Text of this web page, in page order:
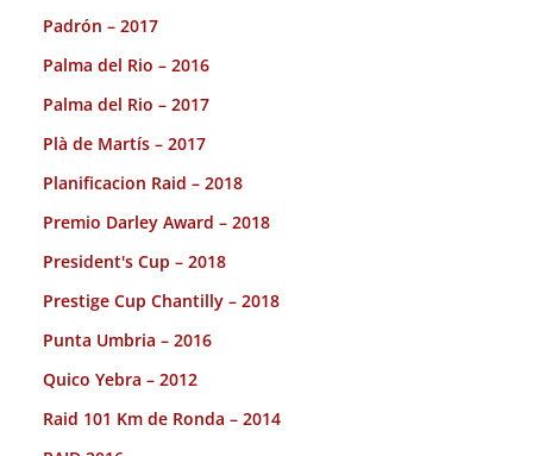
Padrón – 2017
Palma del Rio – 2016
Palma del Rio – 2017
Plà de Martís – 2017
Planificacion Raid – 2018
Premio Darley Award – 2018
President's Cup – 2018
Prestige Cup Chantilly – 2018
Punta Umbria – 2016
Quico Yebra – 2012
Raid 101 Km de Ronda – 2014